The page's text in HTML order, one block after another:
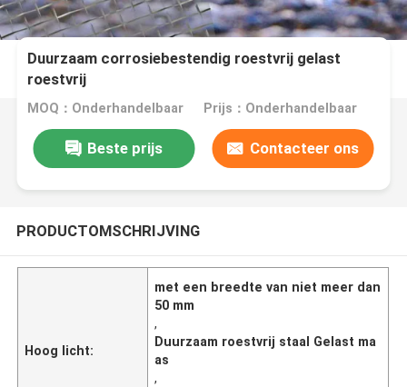
Duurzaam corrosiebestendig roestvrij gelast
roestvrij
MOQ：Onderhandelbaar Prijs：Onderhandelbaar
Beste prijs Contacteer ons
PRODUCTOMSCHRIJVING
Hoog licht:
met een breedte van niet meer dan
50 mm
,
Duurzaam roestvrij staal Gelast ma
as
,